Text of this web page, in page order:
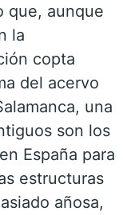
que, aunque
la
copta
del acervo
una
son los
España para
estructuras
añosa,